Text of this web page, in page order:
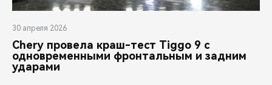
30 апреля 2026
Chery провела краш-тест Tiggo 9 с
одновременными фронтальным и задним
ударами